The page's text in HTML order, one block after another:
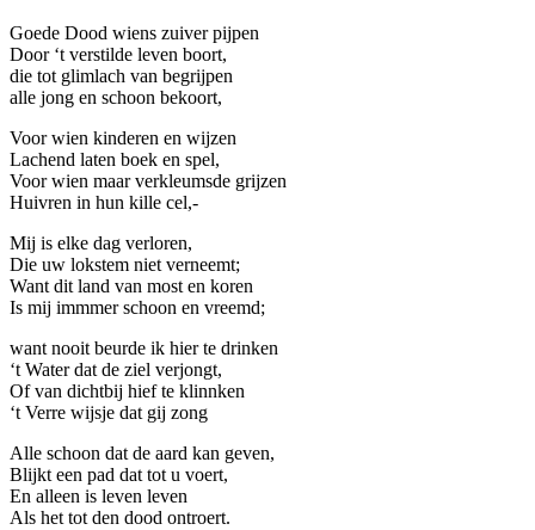
Goede Dood wiens zuiver pijpen
Door ‘t verstilde leven boort,
die tot glimlach van begrijpen
alle jong en schoon bekoort,
Voor wien kinderen en wijzen
Lachend laten boek en spel,
Voor wien maar verkleumsde grijzen
Huivren in hun kille cel,-
Mij is elke dag verloren,
Die uw lokstem niet verneemt;
Want dit land van most en koren
Is mij immmer schoon en vreemd;
want nooit beurde ik hier te drinken
‘t Water dat de ziel verjongt,
Of van dichtbij hief te klinnken
‘t Verre wijsje dat gij zong
Alle schoon dat de aard kan geven,
Blijkt een pad dat tot u voert,
En alleen is leven leven
Als het tot den dood ontroert.